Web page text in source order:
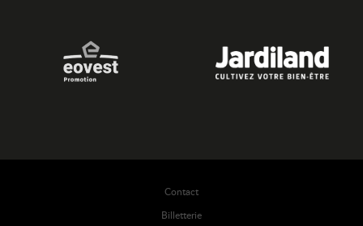
Contact
Billetterie